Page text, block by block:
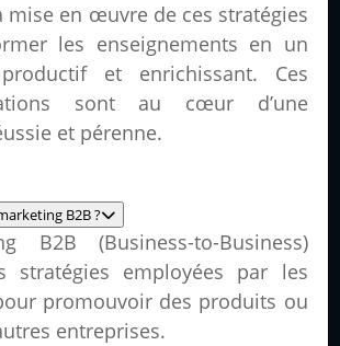
mise en œuvre de ces stratégies
les enseignements en un
et enrichissant. Ces
sont au cœur d’une
et pérenne.
B2B ?
B2B (Business-to-Business)
stratégies employées par les
promouvoir des produits ou
entreprises.